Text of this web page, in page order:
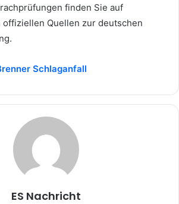
finden Sie auf
offiziellen Quellen zur deutschen
Schlaganfall
ES Nachricht